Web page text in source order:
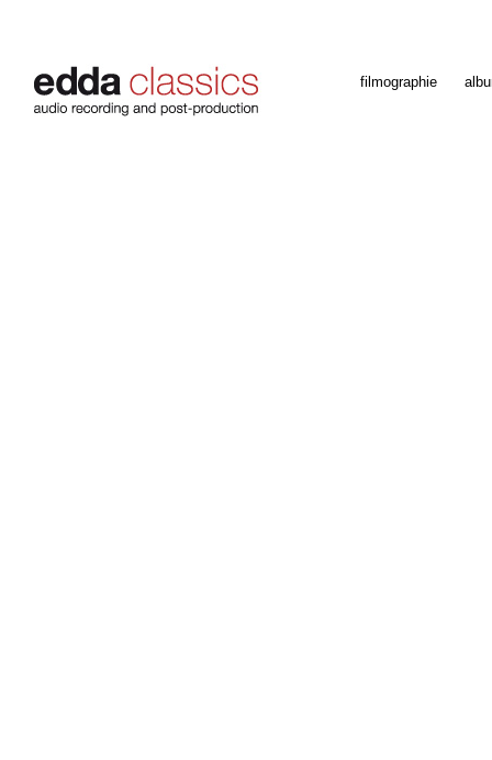
filmographie